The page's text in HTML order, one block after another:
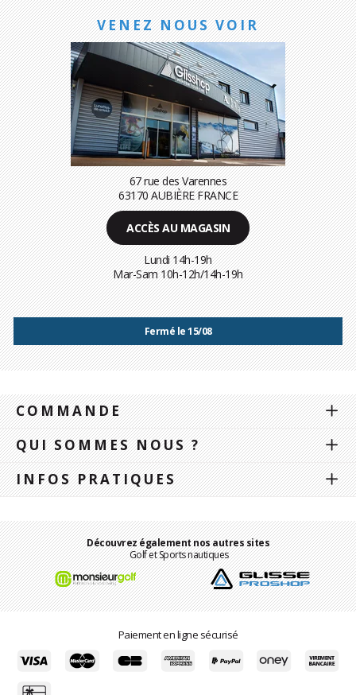
VENEZ NOUS VOIR
67 rue des Varennes
63170 AUBIÈRE FRANCE
ACCÈS AU MAGASIN
Lundi 14h-19h
Mar-Sam 10h-12h/14h-19h
Fermé le 15/08
COMMANDE
QUI SOMMES NOUS ?
INFOS PRATIQUES
Découvrez également nos autres sites
Golf et Sports nautiques
Paiement en ligne sécurisé